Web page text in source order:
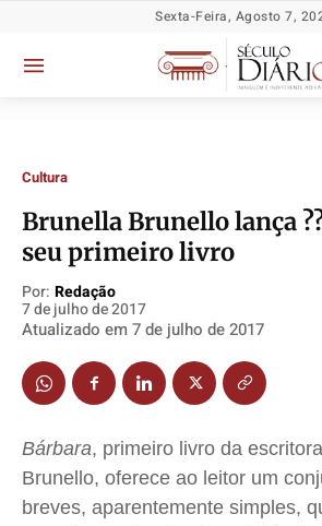
Socioeconômicas
TV Século
Justiça
Educação
Segurança
Meio Ambiente
Saúde
Socioeconômicas
TV Século
Justiça
Educação
Segurança
Meio Ambiente
Saúde
Socioeconômicas
TV Século
Justiça
Educação
Segurança
Meio Ambiente
Saúde
Socioeconômicas
TV Século
Justiça
Educação
Segurança
Meio Ambiente
Saúde
Sexta-Feira, Agosto 7,
Cultura
Brunella Brunello lança
seu primeiro livro
Por: Redação
7 de julho de 2017
Atualizado em 7 de julho de 2017
Bárbara, primeiro livro da
Brunello, oferece ao leitor um
breves, aparentemente simples,